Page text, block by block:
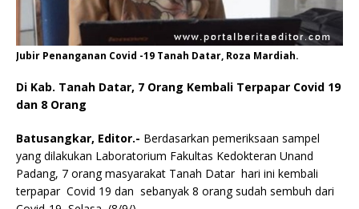
Jubir Penanganan Covid -19 Tanah Datar, Roza Mardiah.
Di Kab. Tanah Datar, 7 Orang Kembali Terpapar Covid 19
dan 8 Orang
Batusangkar, Editor.- Berdasarkan pemeriksaan sampel
yang dilakukan Laboratorium Fakultas Kedokteran Unand
Padang, 7 orang masyarakat Tanah Datar hari ini kembali
terpapar Covid 19 dan sebanyak 8 orang sudah sembuh dari